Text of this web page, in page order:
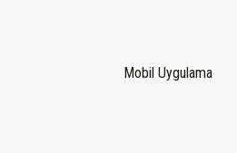
Mobil Uygulama